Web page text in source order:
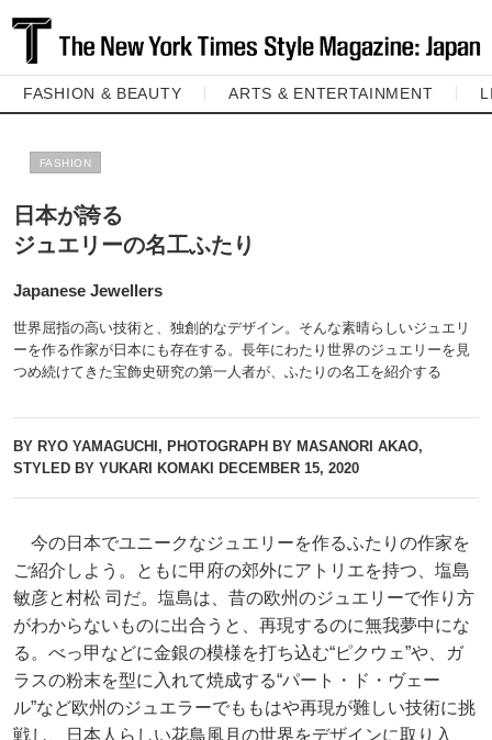
FASHION & BEAUTY ARTS & ENTERTAINMENT
FASHION
日本が誇る
ジュエリーの名工ふたり
Japanese Jewellers
世界屈指の高い技術と、独創的なデザイン。そんな素晴らしいジュエリ
ーを作る作家が日本にも存在する。長年にわたり世界のジュエリーを見
つめ続けてきた宝飾史研究の第一人者が、ふたりの名工を紹介する
BY RYO YAMAGUCHI, PHOTOGRAPH BY MASANORI AKAO,
STYLED BY YUKARI KOMAKIDECEMBER 15, 2020
今の日本でユニークなジュエリーを作るふたりの作家を
ご紹介しよう。ともに甲府の郊外にアトリエを持つ、塩島
敏彦と村松 司だ。塩島は、昔の欧州のジュエリーで作り方
がわからないものに出合うと、再現するのに無我夢中にな
る。べっ甲などに金銀の模様を打ち込む“ピクウェ”や、ガ
ラスの粉末を型に入れて焼成する“パート・ド・ヴェー
ル”など欧州のジュエラーでももはや再現が難しい技術に挑
戦し、日本人らしい花鳥風月の世界をデザインに取り入